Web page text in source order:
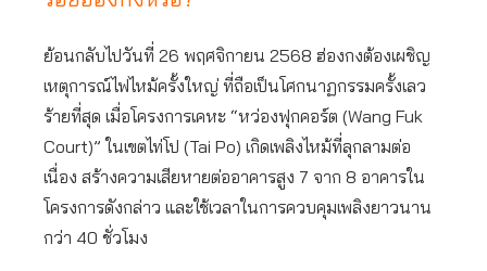
ย้อนกลับไปวันที่ 26 พฤศจิกายน 2568 ฮ่องกงต้องเผชิญ
เหตุการณ์ไฟไหม้ครั้งใหญ่ ที่ถือเป็นโศกนาฏกรรมครั้งเลว
ร้ายที่สุด เมื่อโครงการเคหะ “หว่องฟุกคอร์ต (Wang Fuk
Court)” ในเขตไท่โป (Tai Po) เกิดเพลิงไหม้ที่ลุกลามต่อ
เนื่อง สร้างความเสียหายต่ออาคารสูง 7 จาก 8 อาคารใน
โครงการดังกล่าว และใช้เวลาในการควบคุมเพลิงยาวนาน
กว่า 40 ชั่วโมง